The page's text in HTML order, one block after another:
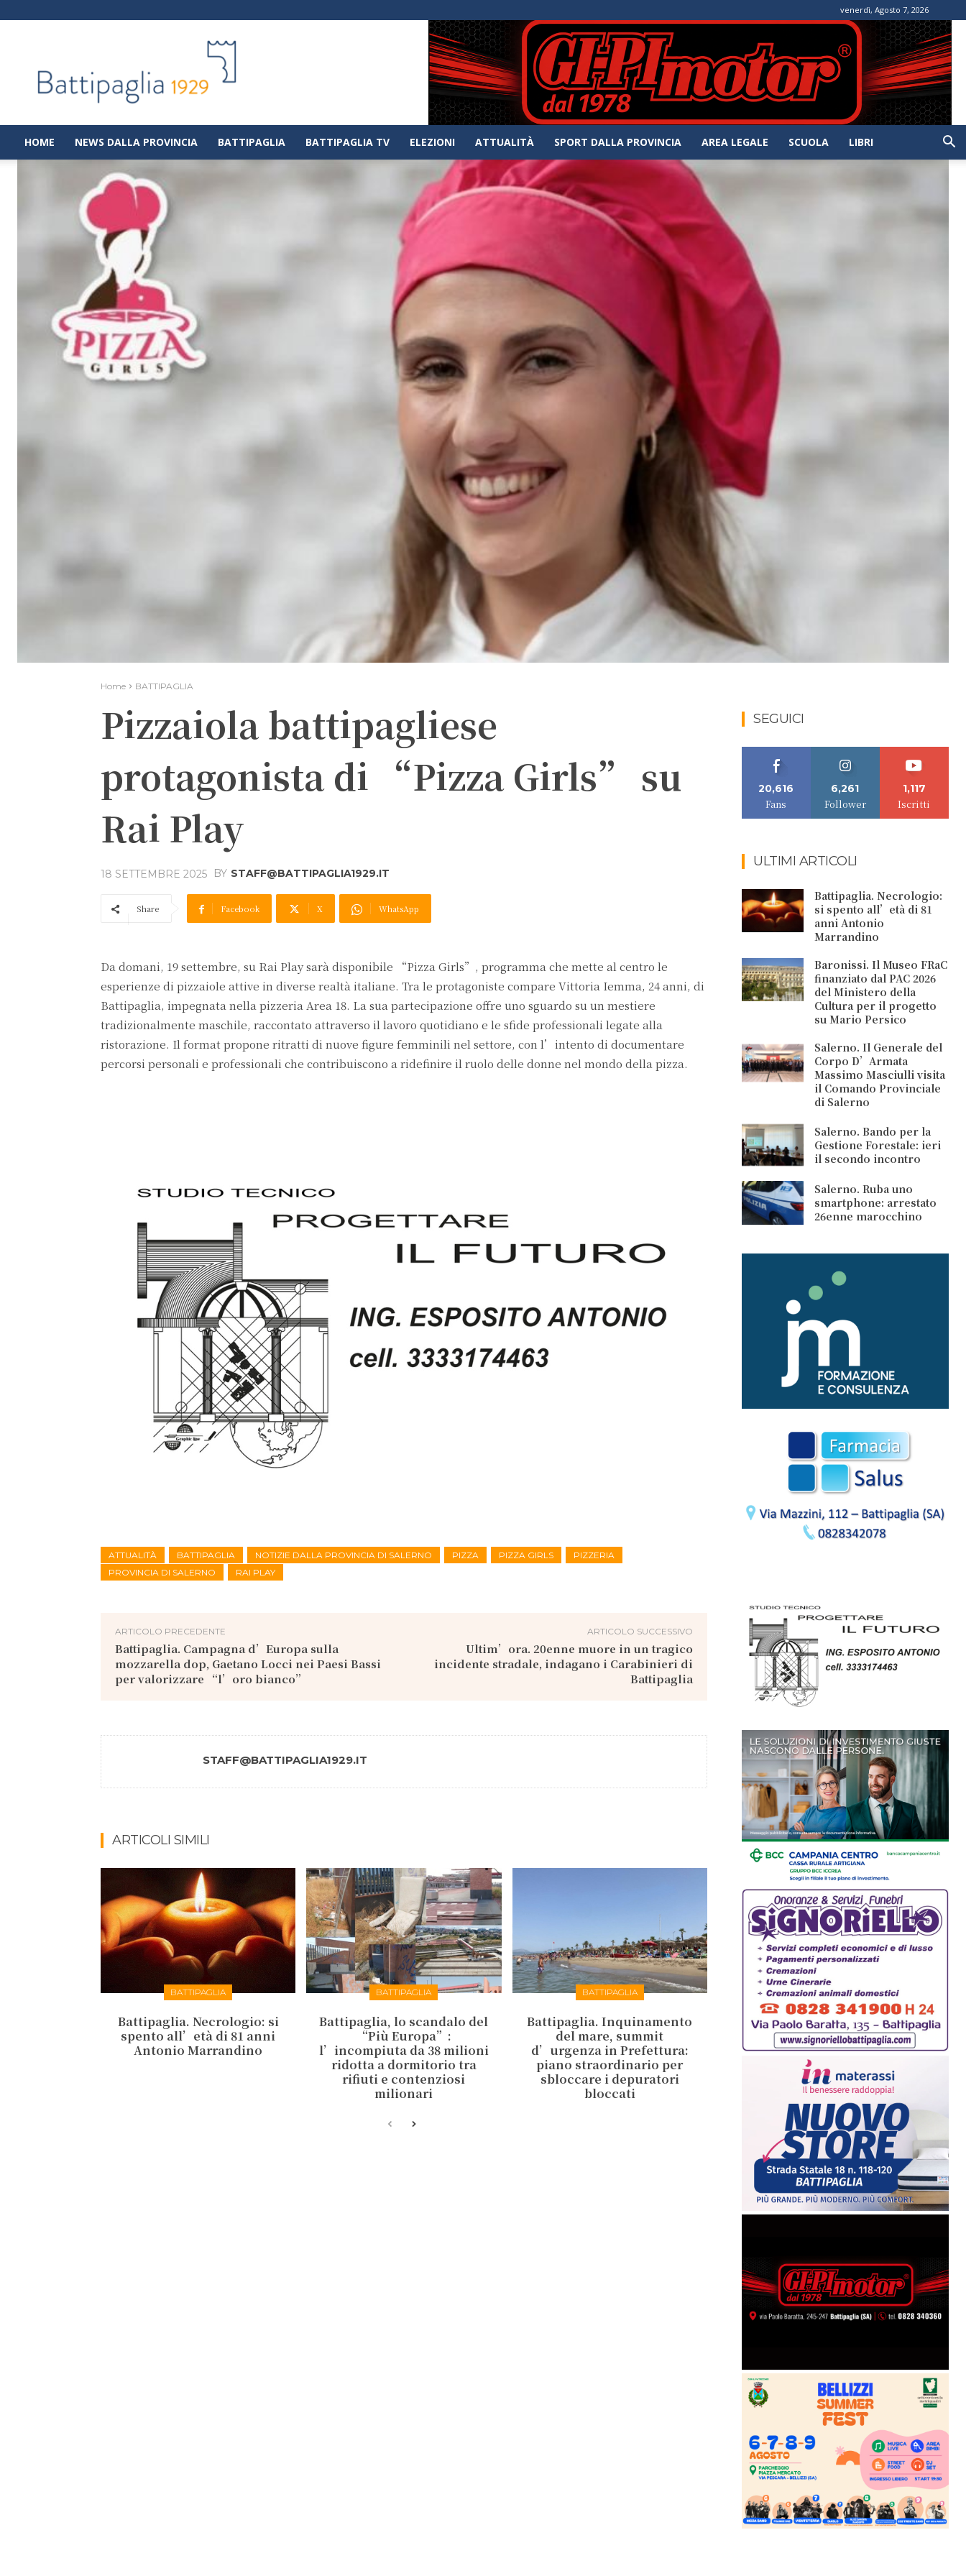
venerdì, Agosto 7, 2026
|
Notizie
dalla
città
di
HOME NEWS DALLA PROVINCIA BATTIPAGLIA BATTIPAGLIA TV ELEZIONI ATTUALITÀ SPORT DALLA PROVINCIA AREA LEGALE SCUOLA LIBRI
Home BATTIPAGLIA
Pizzaiola battipagliese
protagonista di “Pizza Girls” su
Rai Play
18 SETTEMBRE 2025 BY STAFF@BATTIPAGLIA1929.IT
Share Facebook X WhatsApp
Da domani, 19 settembre, su Rai Play sarà disponibile “Pizza Girls”, programma che mette al centro le
esperienze di pizzaiole attive in diverse realtà italiane. Tra le protagoniste compare Vittoria Iemma, 24 anni, di
Battipaglia, impegnata nella pizzeria Area 18. La sua partecipazione offre uno sguardo su un mestiere
tradizionalmente maschile, raccontato attraverso il lavoro quotidiano e le sfide professionali legate alla
ristorazione. Il format propone ritratti di nuove figure femminili nel settore, con l’intento di documentare
percorsi personali e professionali che contribuiscono a ridefinire il ruolo delle donne nel mondo della pizza.
ATTUALITÀ BATTIPAGLIA NOTIZIE DALLA PROVINCIA DI SALERNO PIZZA PIZZA GIRLS
PIZZERIA
PROVINCIA DI SALERNO
RAI PLAY
ARTICOLO PRECEDENTE
Battipaglia. Campagna d’Europa sulla
mozzarella dop, Gaetano Locci nei Paesi Bassi
per valorizzare “l’oro bianco”
ARTICOLO SUCCESSIVO
Ultim’ora. 20enne muore in un tragico
incidente stradale, indagano i Carabinieri di
Battipaglia
STAFF@BATTIPAGLIA1929.IT
ARTICOLI SIMILI
BATTIPAGLIA
Battipaglia. Necrologio: si
spento all’età di 81 anni
Antonio Marrandino
BATTIPAGLIA
Battipaglia, lo scandalo del
“Più Europa”:
l’incompiuta da 38 milioni
ridotta a dormitorio tra
rifiuti e contenziosi
milionari
BATTIPAGLIA
Battipaglia. Inquinamento
del mare, summit
d’urgenza in Prefettura:
piano straordinario per
sbloccare i depuratori
bloccati
SEGUICI
20,616
Fans
6,261
Follower
1,117
Iscritti
ULTIMI ARTICOLI
Battipaglia. Necrologio:
si spento all’età di 81
anni Antonio
Marrandino
Baronissi. Il Museo FRaC
finanziato dal PAC 2026
del Ministero della
Cultura per il progetto
su Mario Persico
Salerno. Il Generale del
Corpo D’Armata
Massimo Masciulli visita
il Comando Provinciale
di Salerno
Salerno. Bando per la
Gestione Forestale: ieri
il secondo incontro
Salerno. Ruba uno
smartphone: arrestato
26enne marocchino